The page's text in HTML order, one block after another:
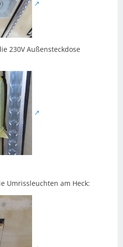
230V Außensteckdose
Umrissleuchten am Heck: